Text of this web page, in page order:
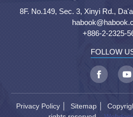
8F. No.149, Sec. 3, Xinyi Rd.,
+886-2-2325-
FOLLOW
Privacy Policy│ Sitemap│